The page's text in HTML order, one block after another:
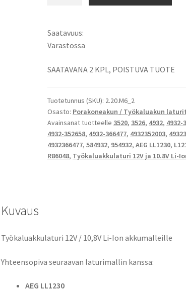
3520,
3526,
R86048,
4932-
352003,
4932352003,
4932-
366477,
Akkulaturi
/
Saatavuus:
Varastossa
SAATAVANA 2 KPL, POISTUVA TUOTE
Tuotetunnus (SKU): 2.20.M6_2
Osasto: Porakoneakun / Työkaluakun laturit
Avainsanat tuotteelle 3520, 3526, 4932, 4932-
4932-352658, 4932-366477, 4932352003,
4932366477,584932, 954932,AEG LL1230,
R86048, Työkaluakkulaturi 12V ja 10.8V Li-
Kuvaus
Työkaluakkulaturi 12V / 10,8V Li-Ion akkumalleille
Yhteensopiva seuraavan laturimallin kanssa:
AEG LL1230